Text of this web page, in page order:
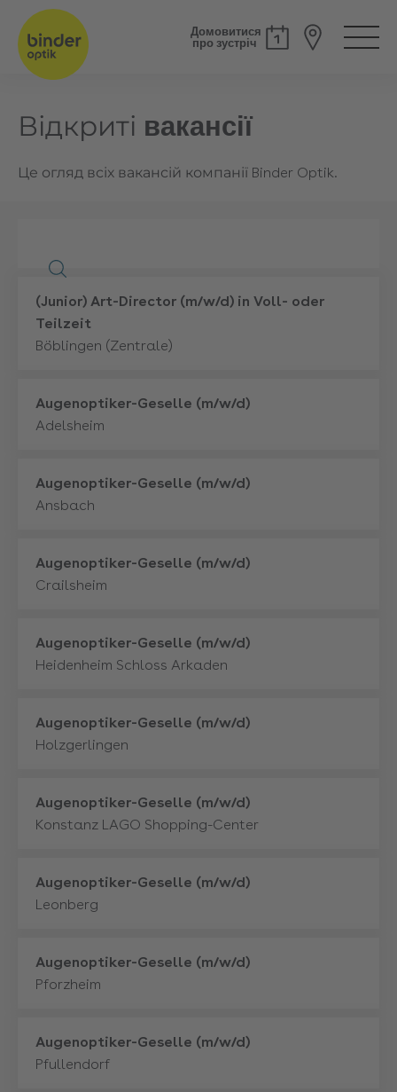
Домовитися
про зустріч
Відкриті вакансії
Це огляд всіх вакансій компанії Binder Optik.
Mehr
(Junior) Art-Director (m/w/d) in Voll- oder
Teilzeit
Böblingen (Zentrale)
Mehr
Augenoptiker-Geselle (m/w/d)
Adelsheim
Mehr
Augenoptiker-Geselle (m/w/d)
Ansbach
Mehr
Augenoptiker-Geselle (m/w/d)
Crailsheim
Mehr
Augenoptiker-Geselle (m/w/d)
Heidenheim Schloss Arkaden
Mehr
Augenoptiker-Geselle (m/w/d)
Holzgerlingen
Mehr
Augenoptiker-Geselle (m/w/d)
Konstanz LAGO Shopping-Center
Mehr
Augenoptiker-Geselle (m/w/d)
Leonberg
Mehr
Augenoptiker-Geselle (m/w/d)
Pforzheim
Mehr
Augenoptiker-Geselle (m/w/d)
Pfullendorf